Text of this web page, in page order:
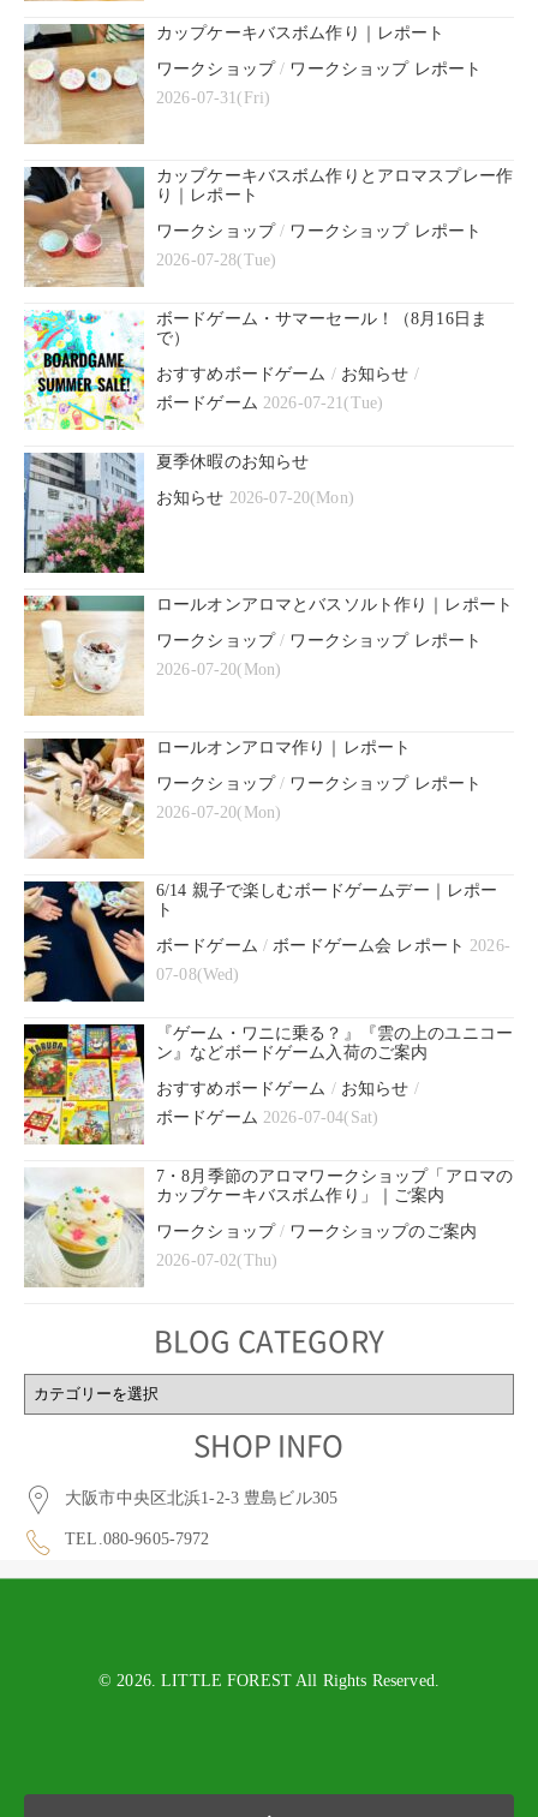
カップケーキバスボム作り｜レポート
ワークショップ/ ワークショップ レポート
2026-07-31(Fri)
カップケーキバスボム作りとアロマスプレー作
り｜レポート
ワークショップ/ ワークショップ レポート
2026-07-28(Tue)
ボードゲーム・サマーセール！（8月16日ま
で）
おすすめボードゲーム / お知らせ /
ボードゲーム 2026-07-21(Tue)
夏季休暇のお知らせ
お知らせ 2026-07-20(Mon)
ロールオンアロマとバスソルト作り｜レポート
ワークショップ/ ワークショップ レポート
2026-07-20(Mon)
ロールオンアロマ作り｜レポート
ワークショップ/ ワークショップ レポート
2026-07-20(Mon)
6/14 親子で楽しむボードゲームデー｜レポー
ト
ボードゲーム / ボードゲーム会 レポート 2026-
07-08(Wed)
『ゲーム・ワニに乗る？』『雲の上のユニコー
ン』などボードゲーム入荷のご案内
おすすめボードゲーム / お知らせ /
ボードゲーム 2026-07-04(Sat)
7・8月季節のアロマワークショップ「アロマの
カップケーキバスボム作り」｜ご案内
ワークショップ/ ワークショップのご案内
2026-07-02(Thu)
BLOG CATEGORY
BLOG
CATEGORY
SHOP INFO
大阪市中央区北浜1-2-3 豊島ビル305
TEL.080-9605-7972
© 2026. LITTLE FOREST All Rights Reserved.